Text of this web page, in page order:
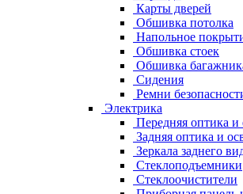
Карты дверей
Обшивка потолка
Напольное
Обшивка стоек
Обшивка
Сидения
Ремни
Электрика
Передняя оптика и
Задняя оптика и
Зеркала заднего
Стеклоподъемники
Стеклоочистители